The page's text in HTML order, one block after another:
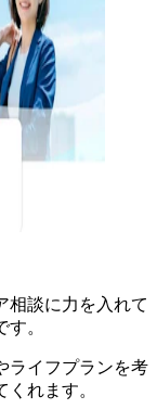
相談に力を入れて
。
ライフプランを考
れます。